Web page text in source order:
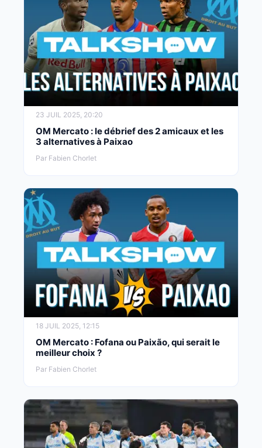
23 JUIL 2025, 20:20
OM Mercato : le débrief des 2 amicaux et les
3 alternatives à Paixao
Par Fabien Chorlet
18 JUIL 2025, 12:15
OM Mercato : Fofana ou Paixão, qui serait le
meilleur choix ?
Par Fabien Chorlet